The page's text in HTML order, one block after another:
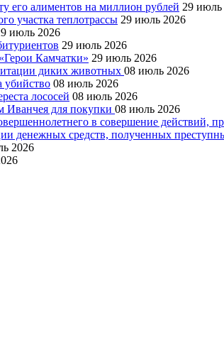
его алиментов на миллион рублей 29 июль
участка теплотрассы 29 июль 2026
июль 2026
29 июль 2026
Камчатки» 29 июль 2026
диких животных 08 июль 2026
убийство 08 июль 2026
лососей 08 июль 2026
Иванчея для покупки 08 июль 2026
в совершение действий,
денежных средств, полученных
2026